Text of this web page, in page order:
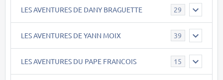
LES AVENTURES DE DANY BRAGUETTE 29
LES AVENTURES DE YANN MOIX 39
LES AVENTURES DU PAPE FRANCOIS 15